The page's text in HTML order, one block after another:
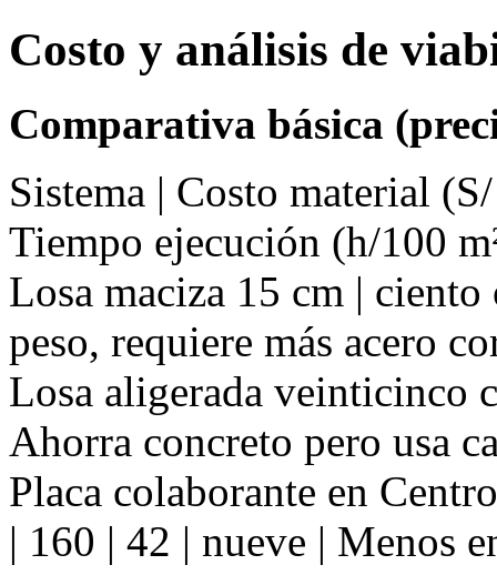
Costo y análisis de
Comparativa básica
Sistema | Costo material
Tiempo ejecución (h/100
Losa maciza 15 cm |
peso, requiere más acero
Losa aligerada veinticinco
Ahorra concreto pero usa
Placa colaborante en
| 160 | 42 | nueve | Menos